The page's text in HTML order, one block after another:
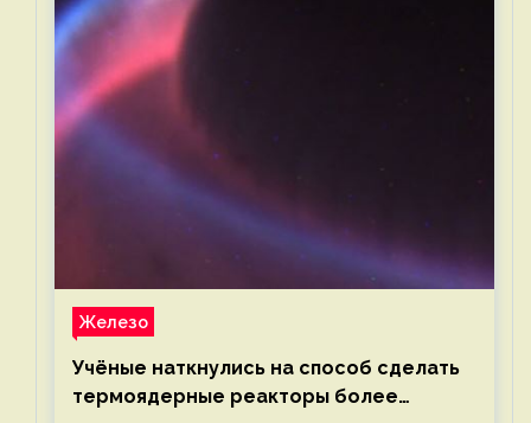
Железо
Учёные наткнулись на способ сделать
термоядерные реакторы более